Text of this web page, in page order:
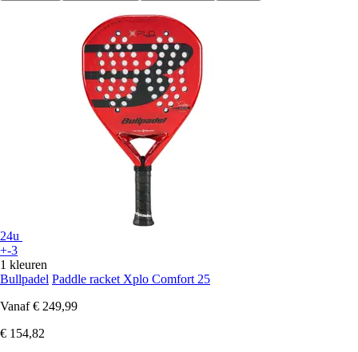
24u
+-3
1 kleuren
Bullpadel Paddle racket Xplo Comfort 25
Vanaf € 249,99
€ 154,82